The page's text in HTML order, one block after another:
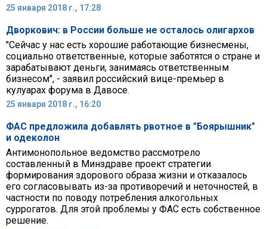
25 января 2018 г., 17:28
Дворкович: в России больше не осталось олигархов
"Сейчас у нас есть хорошие работающие бизнесмены,
социально ответственные, которые заботятся о стране и
зарабатывают деньги, занимаясь ответственным
бизнесом", - заявил российский вице-премьер в
кулуарах форума в Давосе.
25 января 2018 г., 16:20
ФАС предложила добавлять рвотное в "Боярышник"
и одеколон
Антимонопольное ведомство рассмотрело
составленный в Минздраве проект стратегии
формирования здорового образа жизни и отказалось
его согласовывать из-за противоречий и неточностей, в
частности по поводу потребления алкогольных
суррогатов. Для этой проблемы у ФАС есть собственное
решение.